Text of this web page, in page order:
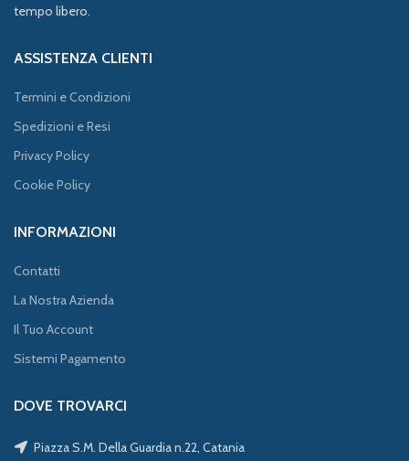
tempo libero.
ASSISTENZA CLIENTI
Termini e Condizioni
Spedizioni e Resi
Privacy Policy
Cookie Policy
INFORMAZIONI
Contatti
La Nostra Azienda
Il Tuo Account
Sistemi Pagamento
DOVE TROVARCI
Piazza S.M. Della Guardia n.22, Catania